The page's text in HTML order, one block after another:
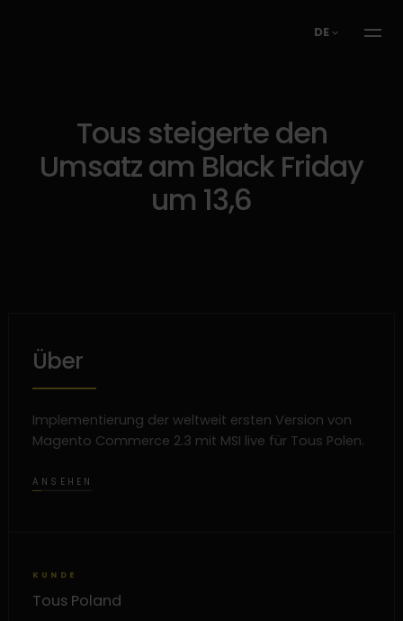
DE
Tous steigerte den
Umsatz am Black Friday
um 13,6
Über
Implementierung der weltweit ersten Version von
Magento Commerce 2.3 mit MSI live für Tous Polen.
ANSEHEN
KUNDE
Tous Poland